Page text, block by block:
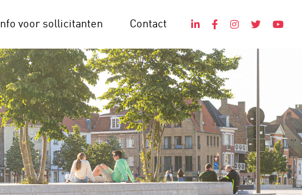
Info voor sollicitanten Contact